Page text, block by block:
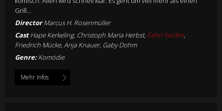
Grill…
Director Marcus H. Rosenmüller
Cast Hape Kerkeling, Christoph Maria Herbst, Fahri Yardim,
Friedrich Mücke, Anja Knauer, Gaby Dohm
Genre:Komödie
Mehr Infos